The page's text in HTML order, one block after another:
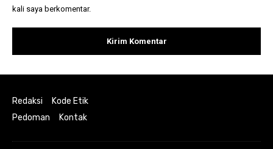
kali saya berkomentar.
Redaksi
Kode Etik
Pedoman
Kontak